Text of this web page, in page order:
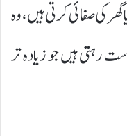
گھر کی صفائی کرتی ہیں، وہ
رہتی ہیں جو زیادہ تر